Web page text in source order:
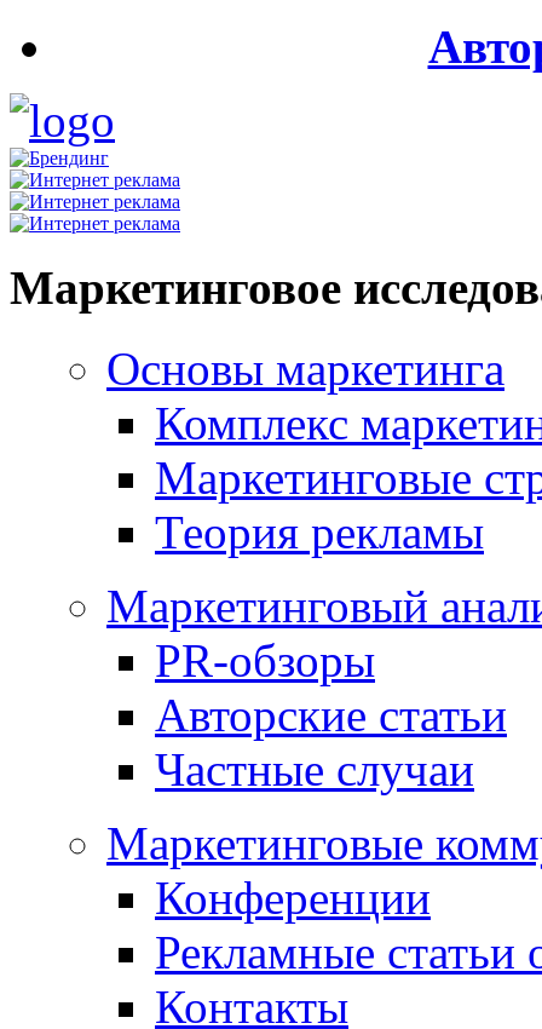
Маркетинговое
Основы маркетинга
Комплекс
Маркетинговые
Теория рекламы
Маркетинговый
PR-обзоры
Авторские статьи
Частные случаи
Маркетинговые
Конференции
Рекламные статьи
Контакты